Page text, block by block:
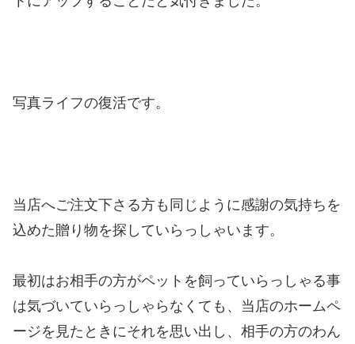
写真ライフの復活です。
当店へご注文下さる方も同じように感謝の気持ちを
込めた贈り物を探していらっしゃいます。
最初はお相手の方がペットを飼っていらっしゃる事
は気づいていらっしゃらなくても、当店のホームペ
ージを見たときにそれを思い出し、相手の方のわん